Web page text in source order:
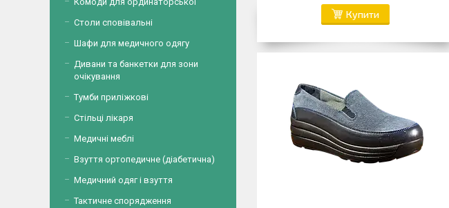
Купити
Столи сповівальні
Шафи для медичного одягу
Дивани та банкетки для зони
очікування
Тумби приліжкові
Стільці лікаря
Медичні меблі
Взуття ортопедичне (діабетична)
Медичний одяг і взуття
Тактичне спорядження